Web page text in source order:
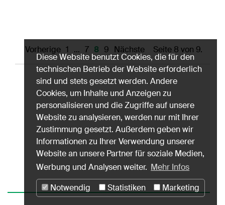
Seite 8 von 9.
Vorherige 1 … 7 8 9 Nächste
Diese Website benutzt Cookies, die für den
technischen Betrieb der Website erforderlich
sind und stets gesetzt werden. Andere
Cookies, um Inhalte und Anzeigen zu
personalisieren und die Zugriffe auf unsere
Website zu analysieren, werden nur mit Ihrer
Zustimmung gesetzt. Außerdem geben wir
Informationen zu Ihrer Verwendung unserer
Website an unsere Partner für soziale Medien,
Werbung und Analysen weiter. Mehr Infos
Notwendig
Statistiken Marketing